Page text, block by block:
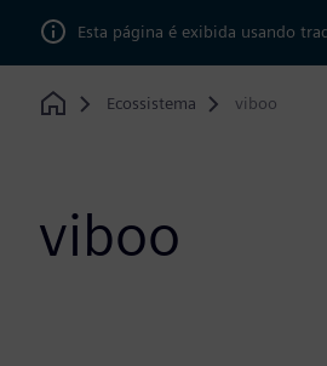
Esta página é exibida usando
Home
Ecossistema viboo
viboo